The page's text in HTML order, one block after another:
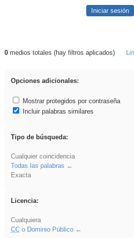
Iniciar sesión
Resultados de:
0medios totales (hay filtros aplicados)
Opciones adicionales:
Mostrar protegidos por contraseña
Incluir palabras similares
Tipo de búsqueda:
Cualquier coincidencia
Todas las palabras
Exacta
Licencia:
Cualquiera
CCo Dominio Público